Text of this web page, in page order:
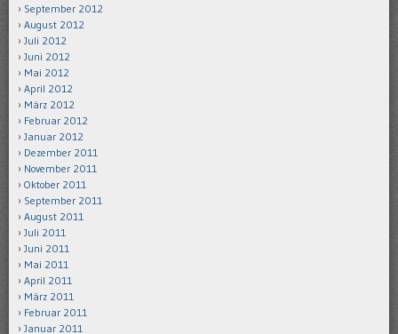
September 2012
August 2012
Juli 2012
Juni 2012
Mai 2012
April 2012
März 2012
Februar 2012
Januar 2012
Dezember 2011
November 2011
Oktober 2011
September 2011
August 2011
Juli 2011
Juni 2011
Mai 2011
April 2011
März 2011
Februar 2011
Januar 2011